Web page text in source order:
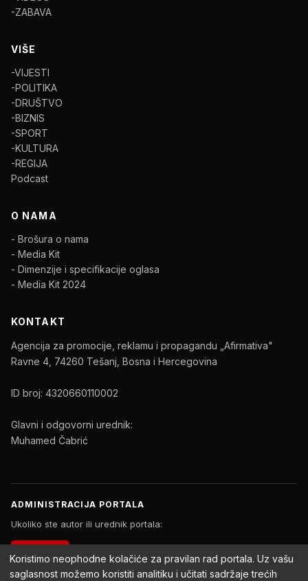
-ZABAVA
VIŠE
-VIJESTI
-POLITIKA
-DRUŠTVO
-BIZNIS
-SPORT
-KULTURA
-REGIJA
Podcast
O NAMA
- Brošura o nama
- Media Kit
- Dimenzije i specifikacije oglasa
- Media Kit 2024
KONTAKT
Agencija za promocije, reklamu i propagandu „Afirmativa"
Ravne 4, 74260 Tešanj, Bosna i Hercegovina
ID broj: 4320660110002
Glavni i odgovorni urednik:
Muhamed Čabrić
ADMINISTRACIJA PORTALA
Ukoliko ste autor ili urednik portala:
Koristimo neophodne kolačiće za pravilan rad portala. Uz vašu
saglasnost možemo koristiti analitiku i učitati sadržaje trećih